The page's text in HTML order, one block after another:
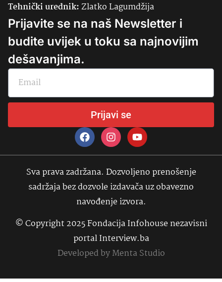
Tehnički urednik:Zlatko Lagumdžija
Prijavite se na naš Newsletter i
budite uvijek u toku sa najnovijim
dešavanjima.
Prijavi se
Sva prava zadržana. Dozvoljeno prenošenje
sadržaja bez dozvole izdavača uz obavezno
navođenje izvora.
© Copyright 2025 Fondacija Infohouse nezavisni
portal Interview.ba
Developed byMenta Studio